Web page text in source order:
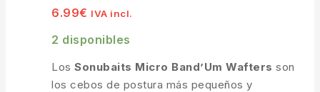
6.99€ IVA incl.
2 disponibles
Los Sonubaits Micro Band’Um Wafters son
los cebos de postura más pequeños y